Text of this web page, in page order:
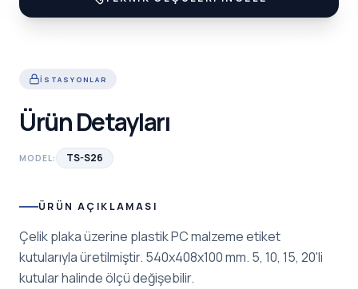
İSTASYONLAR
Ürün Detayları
MODEL: TS-S26
ÜRÜN AÇIKLAMASI
Çelik plaka üzerine plastik PC malzeme etiket
kutularıyla üretilmiştir. 540x408x100 mm. 5, 10, 15, 20'li
kutular halinde ölçü değişebilir.